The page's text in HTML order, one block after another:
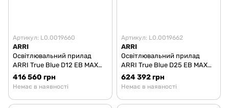
Артикул: L0.0019660
ARRI
Освітлювальний прилад
ARRI True Blue D12 EB MAX
Set
416 560 грн
Немає в наявності
Артикул: L0.0019662
ARRI
Освітлювальний прилад
ARRI True Blue D25 EB MAX
Set
624 392 грн
Немає в наявності